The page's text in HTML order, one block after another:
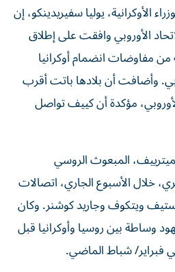
الأوكرانية، يوليا سفيريدينكو، إن
الأوروبي وافقت على إطلاق
مفاوضات انضمام أوكرانيا
وأضافت أن بلادها باتت أقرب
مؤكدة أن كييف تواصل
المبعوث الروسي
خلال الأسبوع الجاري، اتصالات
ويتكوف وجاريد كوشنر. وكان
وساطة بين روسيا وأوكرانيا قبل
شباط الماضي.